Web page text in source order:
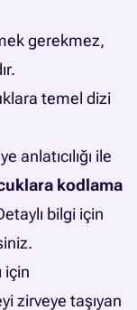
gerekmez,
temel dizi
anlatıcılığı ile
kodlama
bilgi için
için
zirveye taşıyan